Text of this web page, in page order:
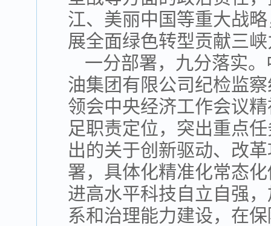
江、美丽中国等重大战
展全面绿色转型贡献三
一分部署，九分落实
油集团有限公司纪检监
领会中央经济工作会议
足职责定位，突出重点
出的关于创新驱动、改
署，具体化精准化常态
进高水平科技自立自强
系和治理能力建设，在